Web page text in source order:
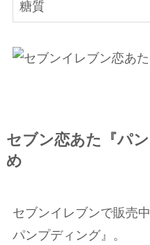
糖質
セブン恋あた『パ
め
セブンイレブンで販売
パンプディング』。